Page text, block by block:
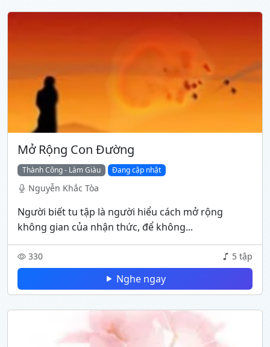
Mở Rộng Con Đường
Thành Công - Làm Giàu Đang cập nhật
Nguyễn Khắc Tòa
Người biết tu tập là người hiểu cách mở rộng
không gian của nhận thức, để không...
330 5 tập
Nghe ngay